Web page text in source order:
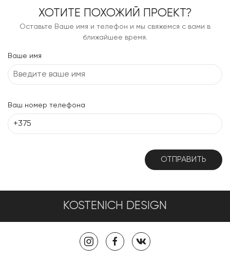
ХОТИТЕ ПОХОЖИЙ ПРОЕКТ?
Оставьте Ваше имя и телефон и мы свяжемся с вами в
ближайшее время.
Ваше имя
Ваш номер телефона
ОТПРАВИТЬ
KOSTENICH DESIGN